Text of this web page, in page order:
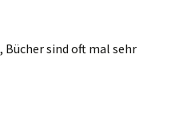
Bücher sind oft mal sehr